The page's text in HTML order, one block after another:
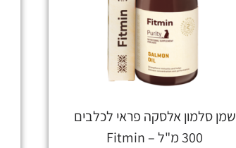
שמן סלמון אלסקה פראי לכלבים
300 מ"ל – Fitmin